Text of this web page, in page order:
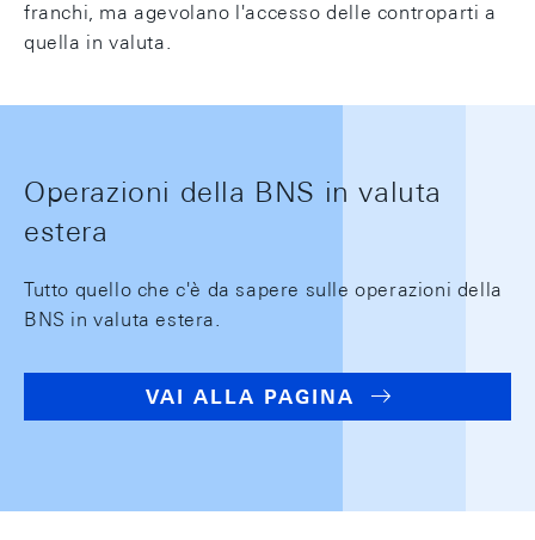
franchi, ma agevolano l'accesso delle controparti a
quella in valuta.
Operazioni della BNS in valuta
estera
Tutto quello che c'è da sapere sulle operazioni della
BNS in valuta estera.
VAI ALLA PAGINA